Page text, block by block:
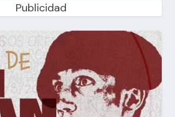
Publicidad